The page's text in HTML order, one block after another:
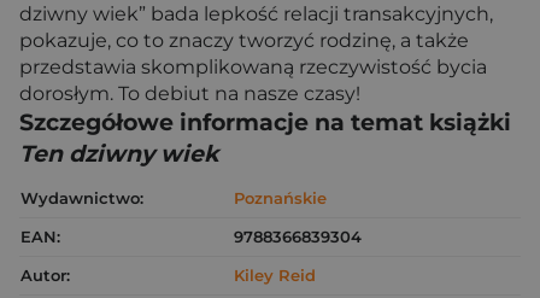
dziwny wiek” bada lepkość relacji transakcyjnych,
pokazuje, co to znaczy tworzyć rodzinę, a także
przedstawia skomplikowaną rzeczywistość bycia
dorosłym. To debiut na nasze czasy!
Szczegółowe informacje na temat książki
Ten dziwny wiek
Wydawnictwo:
Poznańskie
EAN:
9788366839304
Autor:
Kiley Reid